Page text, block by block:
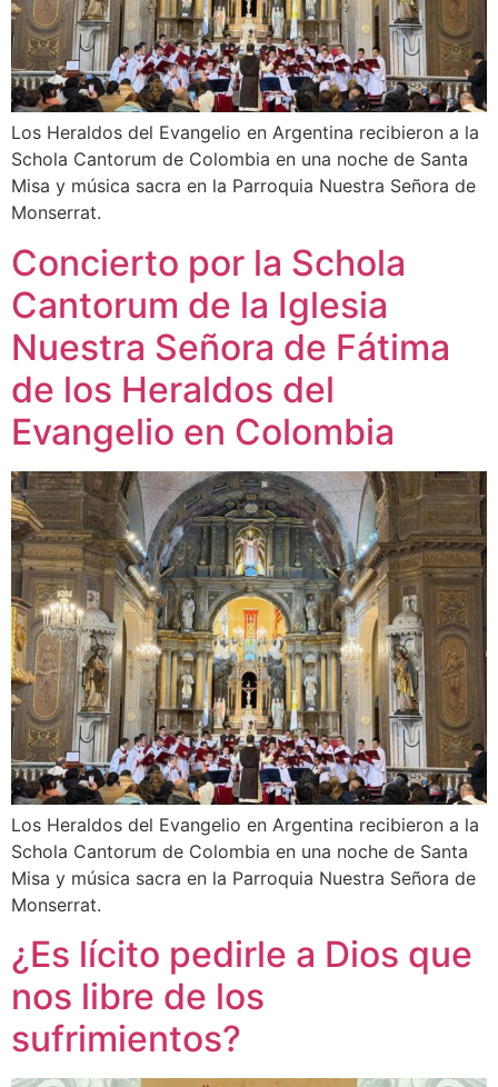
Los Heraldos del Evangelio en Argentina recibieron a la
Schola Cantorum de Colombia en una noche de Santa
Misa y música sacra en la Parroquia Nuestra Señora de
Monserrat.
Concierto por la Schola
Cantorum de la Iglesia
Nuestra Señora de Fátima
de los Heraldos del
Evangelio en Colombia
Los Heraldos del Evangelio en Argentina recibieron a la
Schola Cantorum de Colombia en una noche de Santa
Misa y música sacra en la Parroquia Nuestra Señora de
Monserrat.
¿Es lícito pedirle a Dios que
nos libre de los
sufrimientos?